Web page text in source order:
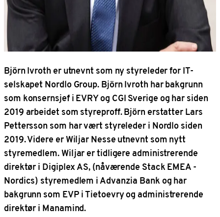
Björn Ivroth er utnevnt som ny styreleder for IT-
selskapet Nordlo Group. Björn Ivroth har bakgrunn
som konsernsjef i EVRY og CGI Sverige og har siden
2019 arbeidet som styreproff. Björn erstatter Lars
Pettersson som har vært styreleder i Nordlo siden
2019. Videre er Wiljar Nesse utnevnt som nytt
styremedlem. Wiljar er tidligere administrerende
direktør i Digiplex AS, (nåværende Stack EMEA -
Nordics) styremedlem i Advanzia Bank og har
bakgrunn som EVP i Tietoevry og administrerende
direktør i Manamind.